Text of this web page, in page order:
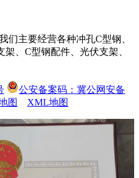
们主要经营各种冲孔C型钢、
、C型钢配件、光伏支架、
公安备案码：冀公网安备
图 XML地图